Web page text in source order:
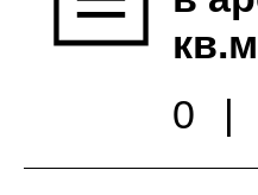
0
|